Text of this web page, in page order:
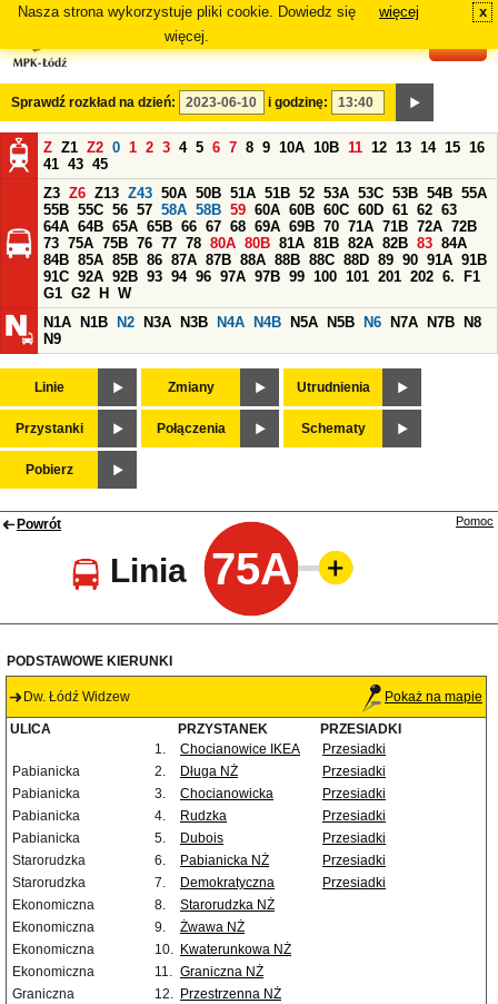
Nasza strona wykorzystuje pliki cookie. Dowiedz się
więcej.
więcej x
Sprawdź rozkład na dzień: i godzinę:
Z Z1 Z2 0 1 2 3 4 5 6 7 8 9 10A 10B 11 12 13 14 15 16
41 43 45
Z3 Z6 Z13 Z43 50A 50B 51A 51B 52 53A 53C 53B 54B 55A
55B 55C 56 57 58A 58B 59 60A 60B 60C 60D 61 62 63
64A 64B 65A 65B 66 67 68 69A 69B 70 71A 71B 72A 72B
73 75A 75B 76 77 78 80A 80B 81A 81B 82A 82B 83 84A
84B 85A 85B 86 87A 87B 88A 88B 88C 88D 89 90 91A 91B
91C 92A 92B 93 94 96 97A 97B 99 100 101 201 202 6.
F1
G1 G2 H
W
N1A
N1B N2 N3A N3B N4A N4B N5A N5B N6 N7A N7B
N8
N9
Linie Zmiany Utrudnienia
Przystanki Połączenia Schematy
Pobierz
Powrót
Linia 75A
Pomoc
PODSTAWOWE KIERUNKI
Dw. Łódź Widzew Pokaż na mapie
ULICA PRZYSTANEK
PRZESIADKI
1.
Chocianowice IKEA
Przesiadki
Pabianicka
2. Długa NŻ
Przesiadki
Pabianicka
3. Chocianowicka
Przesiadki
Pabianicka
4. Rudzka
Przesiadki
Pabianicka
5. Dubois
Przesiadki
Starorudzka
6. Pabianicka NŻ
Przesiadki
Starorudzka
7. Demokratyczna
Przesiadki
Ekonomiczna
8.
Starorudzka NŻ
Ekonomiczna
9.
Żwawa NŻ
Ekonomiczna
10. Kwaterunkowa NŻ
Ekonomiczna
11. Graniczna NŻ
Graniczna
12. Przestrzenna NŻ